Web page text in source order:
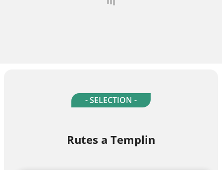
- SELECTION -
Rutes a Templin